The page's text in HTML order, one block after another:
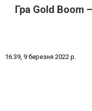
Гра Gold Boom
16:39, 9 березня 2022 р.